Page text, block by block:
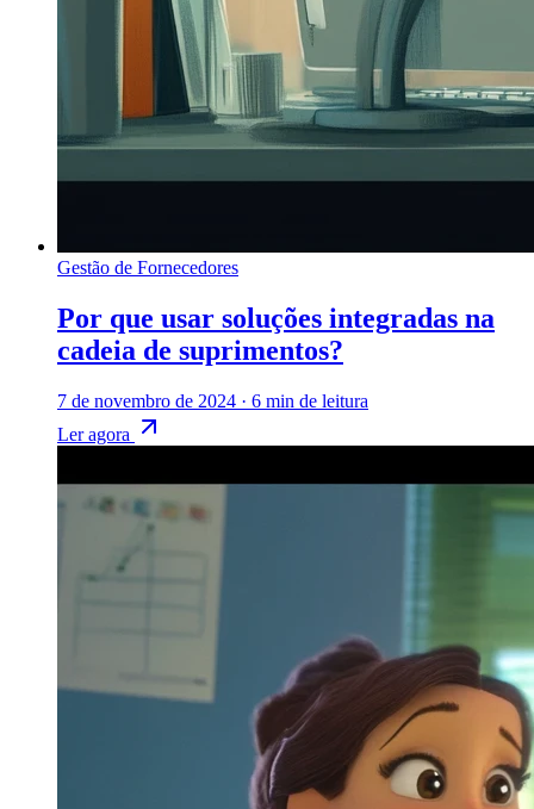
Gestão de Fornecedores
Por que usar soluções integradas na
cadeia de suprimentos?
7 de novembro de 2024 · 6 min de leitura
Ler agora